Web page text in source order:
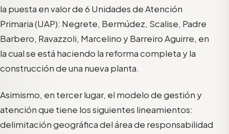
la puesta en valor de 6 Unidades de Atención
Primaria (UAP): Negrete, Bermúdez, Scalise, Padre
Barbero, Ravazzoli, Marcelino y Barreiro Aguirre, en
la cual se está haciendo la reforma completa y la
construcción de una nueva planta.
Asimismo, en tercer lugar, el modelo de gestión y
atención que tiene los siguientes lineamientos:
delimitación geográfica del área de responsabilidad